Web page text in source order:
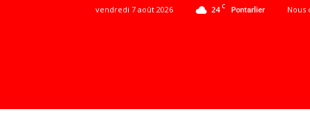
24 C Pontarlier
vendredi 7 août 2026 Nous